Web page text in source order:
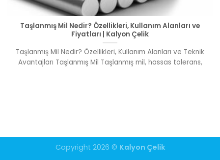
Taşlanmış Mil Nedir? Özellikleri, Kullanım Alanları ve
Fiyatları | Kalyon Çelik
Taşlanmış Mil Nedir? Özellikleri, Kullanım Alanları ve Teknik
Avantajları Taşlanmış Mil Taşlanmış mil, hassas tolerans,
Copyright 2026 © Kalyon Çelik